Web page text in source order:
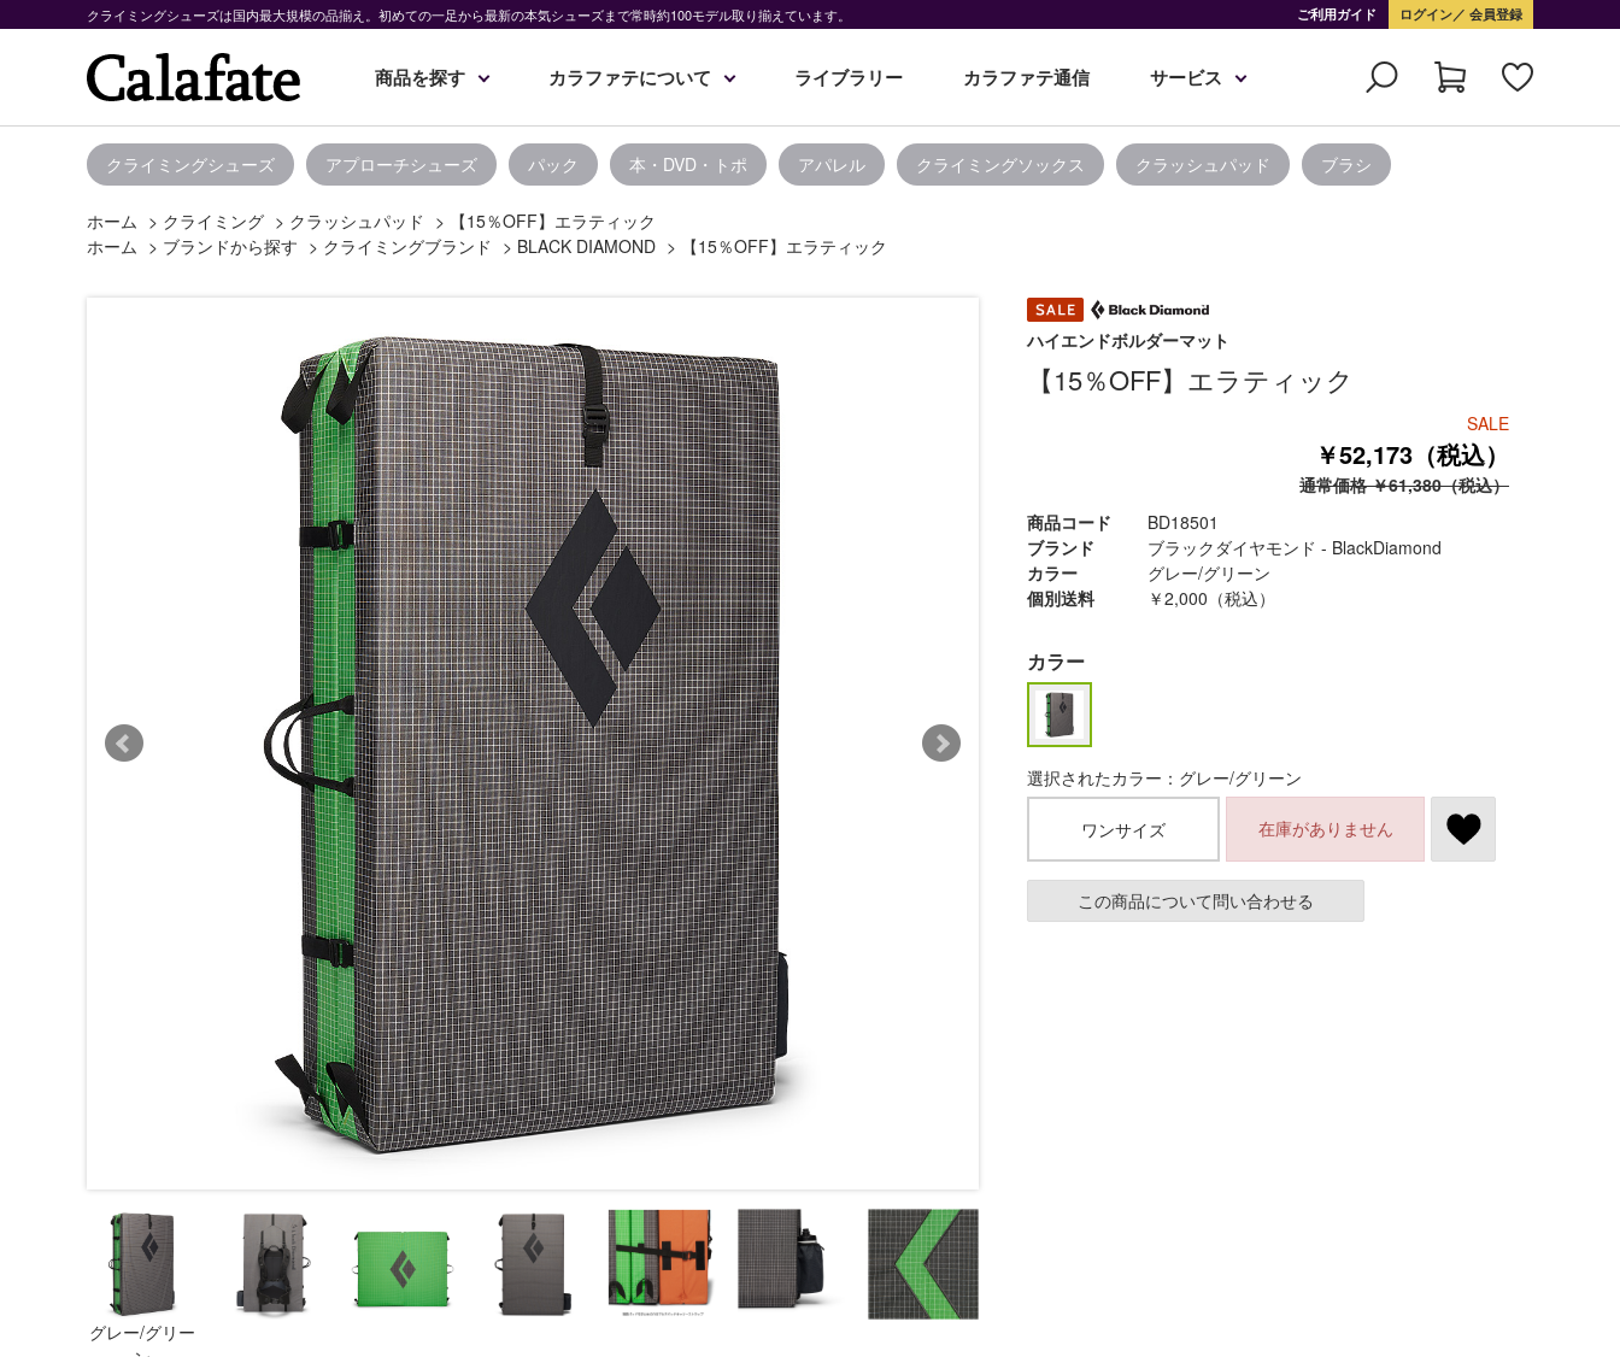
クライミングシューズは国内最大規模の品揃え。初めての一足から最新の本気シューズまで常時約100モデル取り揃えています。 ご利用ガイド ログイン 会員登録
商品を探す カラファテについて ライブラリー カラファテ通信 サービス
クライミングシューズ アプローチシューズ パック 本・DVD・トポ アパレル クライミングソックス クラッシュパッド ブラシ
ホーム > クライミング > クラッシュパッド >
【15％OFF】エラティック
ホーム > ブランドから探す > クライミングブランド > BLACK DIAMOND > 【15％OFF】エラティック
グレー/グリー
ハイエンドボルダーマット
【15％OFF】エラティック
SALE
￥52,173（税込）
通常価格 ￥61,380（税込）
商品コード
BD18501
ブランド
ブラックダイヤモンド - BlackDiamond
カラー
グレー/グリーン
個別送料
￥2,000（税込）
カラー
選択されたカラー：グレー/グリーン
ワンサイズ 在庫がありません
この商品について問い合わせる